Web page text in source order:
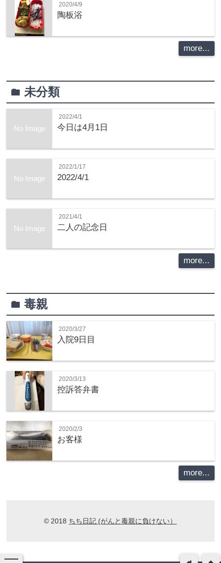
2020/4/9
陶板浴
more...
folder未分類
No Image
2022/4/1
今日は4月1日
No Image
2022/1/17
2022/4/1
No Image
2021/4/1
二人の記念日
more...
folder毒親
2020/3/27
入院9日目
2020/3/13
控訴答弁書
2020/2/3
お客様
more...
© 2018 ちち日記 (がんと毒親に負けない）